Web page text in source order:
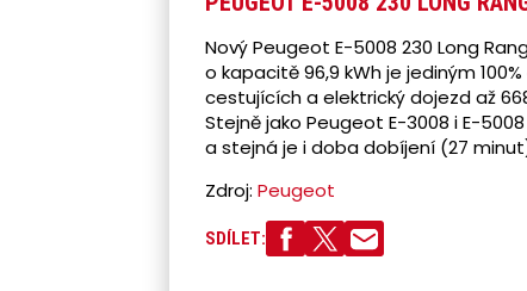
Nový Peugeot E-5008 230 Long
o kapacitě 96,9 kWh je jediným
cestujících a elektrický dojezd až
Stejně jako Peugeot E-3008 i E-
a stejná je i doba dobíjení (27
Zdroj: Peugeot
SDÍLET: